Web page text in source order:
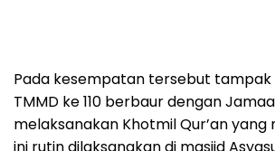
Pada kesempatan tersebut tampak
TMMD ke 110 berbaur dengan
melaksanakan Khotmil Qur’an